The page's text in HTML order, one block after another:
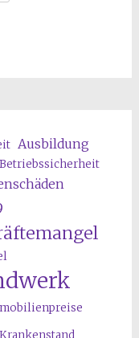
Ausbildung
Betriebssicherheit
Krankenstand